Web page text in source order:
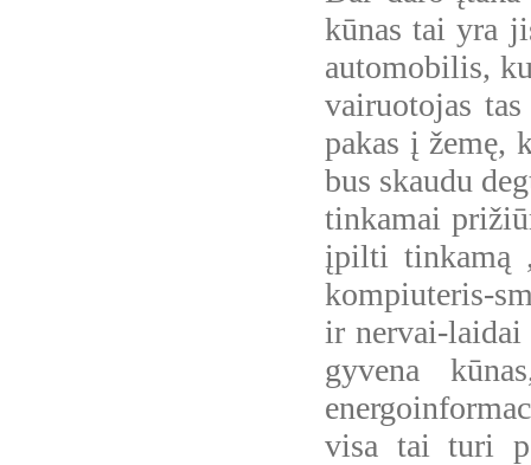
kūnas tai yra
automobilis,
vairuotojas
pakas į žemę,
bus skaudu
tinkamai
įpilti tinkamą
kompiuteris-
ir nervai-
gyvena
visa tai turi